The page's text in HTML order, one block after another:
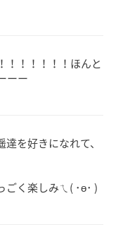
！！！！！！ほんと
ーー
を好きになれて、
く楽しみㄟ( ･ө･ )